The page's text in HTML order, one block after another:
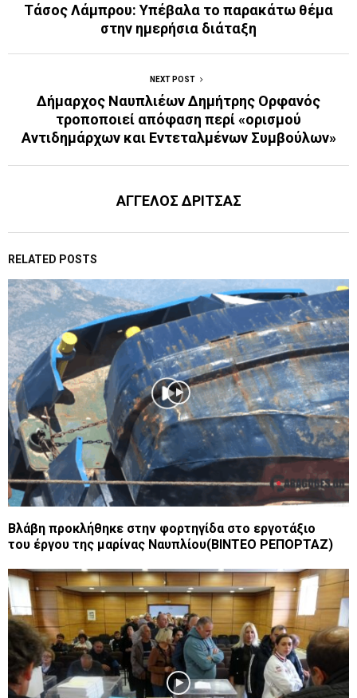
Τάσος Λάμπρου: Υπέβαλα το παρακάτω θέμα
στην ημερήσια διάταξη
NEXT POST
Δήμαρχος Ναυπλιέων Δημήτρης Ορφανός
τροποποιεί απόφαση περί «ορισμού
Αντιδημάρχων και Εντεταλμένων Συμβούλων»
ΑΓΓΕΛΟΣ ΔΡΙΤΣΑΣ
RELATED POSTS
Bλάβη προκλήθηκε στην φορτηγίδα στο εργοτάξιο
του έργου της μαρίνας Ναυπλίου(ΒΙΝΤΕΟ ΡΕΠΟΡΤΑΖ)